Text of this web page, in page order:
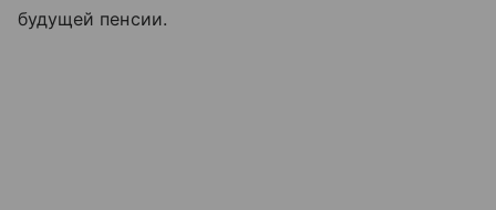
будущей пенсии.